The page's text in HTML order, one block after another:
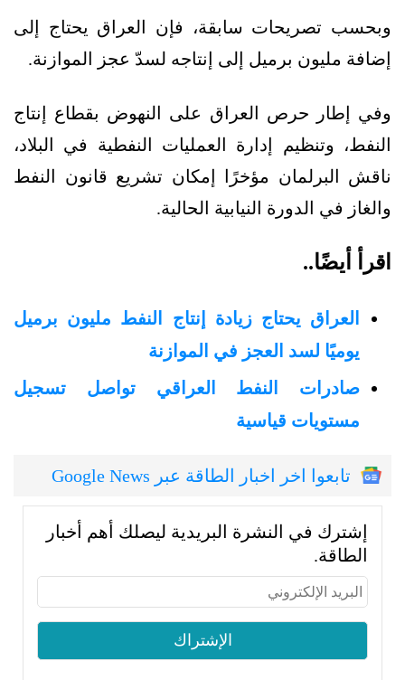
وبحسب تصريحات سابقة، فإن العراق يحتاج إلى
إضافة مليون برميل إلى إنتاجه لسدّ عجز الموازنة.
وفي إطار حرص العراق على النهوض بقطاع إنتاج
النفط، وتنظيم إدارة العمليات النفطية في البلاد،
ناقش البرلمان مؤخرًا إمكان تشريع قانون النفط
والغاز في الدورة النيابية الحالية.
اقرأ أيضًا..
العراق يحتاج زيادة إنتاج النفط مليون برميل
يوميًا لسد العجز في الموازنة
صادرات النفط العراقي تواصل تسجيل
مستويات قياسية
تابعوا اخر اخبار الطاقة عبر Google News
إشترك في النشرة البريدية ليصلك أهم أخبار
الطاقة.